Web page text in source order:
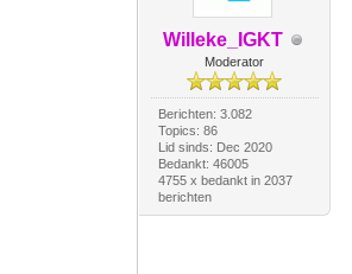
Willeke_IGKT
Moderator
Berichten: 3.082
Topics: 86
Lid sinds: Dec 2020
Bedankt: 46005
4755 x bedankt in 2037
berichten